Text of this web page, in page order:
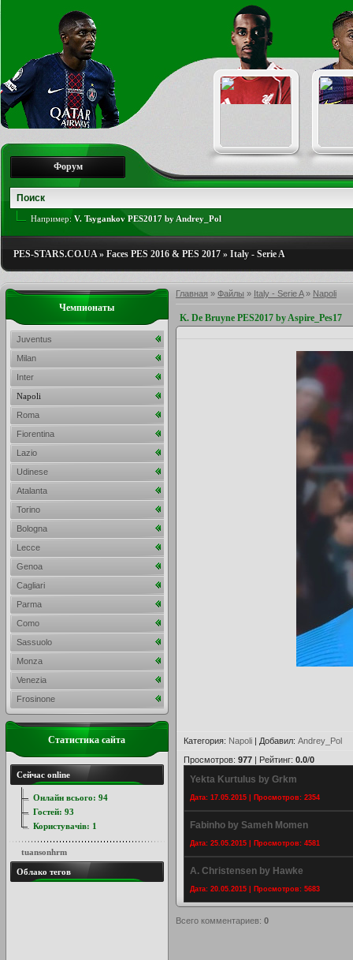
Форум
Например: V. Tsygankov PES2017 by Andrey_Pol
PES-STARS.CO.UA» Faces PES 2016 & PES 2017 » Italy - Serie A
Главная » Файлы » Italy - Serie A» Napoli
K. De Bruyne PES2017 by Aspire_Pes17
Категория: Napoli | Добавил: Andrey_Pol
Просмотров: 977 | Рейтинг: 0.0/0
Yekta Kurtulus by Grkm
Дата: 17.05.2015 | Просмотров: 2354
Fabinho by Sameh Momen
Дата: 25.05.2015 | Просмотров: 4581
A. Christensen by Hawke
Дата: 20.05.2015 | Просмотров: 5683
Всего комментариев: 0
Чемпионаты
Juventus
Milan
Inter
Napoli
Roma
Fiorentina
Lazio
Udinese
Atalanta
Torino
Bologna
Lecce
Genoa
Cagliari
Parma
Como
Sassuolo
Monza
Venezia
Frosinone
Статистика сайта
Сейчас online
Онлайн всього: 94
Гостей: 93
Користувачів: 1
tuansonhrm
Облако тегов